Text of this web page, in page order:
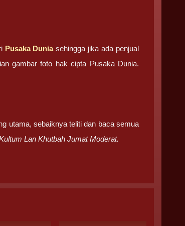
Pusaka Duniasehingga jika ada penjual
gambar foto hak cipta Pusaka Dunia.
utama, sebaiknya teliti dan baca semua
Lan Khutbah Jumat Moderat.